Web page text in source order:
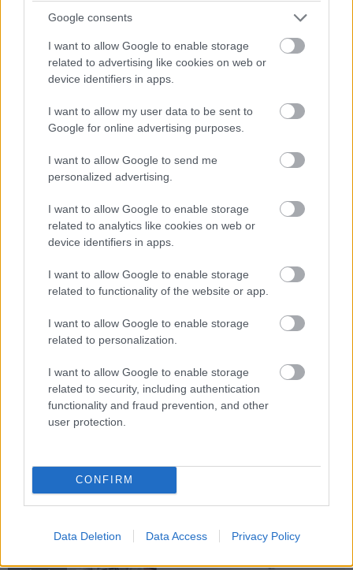
Google consents
I want to allow Google to enable storage
related to advertising like cookies on web or
device identifiers in apps.
I want to allow my user data to be sent to
Google for online advertising purposes.
I want to allow Google to send me
personalized advertising.
I want to allow Google to enable storage
related to analytics like cookies on web or
device identifiers in apps.
I want to allow Google to enable storage
related to functionality of the website or app.
I want to allow Google to enable storage
related to personalization.
I want to allow Google to enable storage
related to security, including authentication
functionality and fraud prevention, and other
user protection.
CONFIRM
Data Deletion Data Access Privacy Policy
licensszel rendelkező csapat is részt vesz, mellyel támogatói
megállapodást köt az építőipari cég.
Nagydíjas programmal a szakemberhiány ellen
2023.09.11
programja, amely egy védjegy használatára is jogosulttá tette.